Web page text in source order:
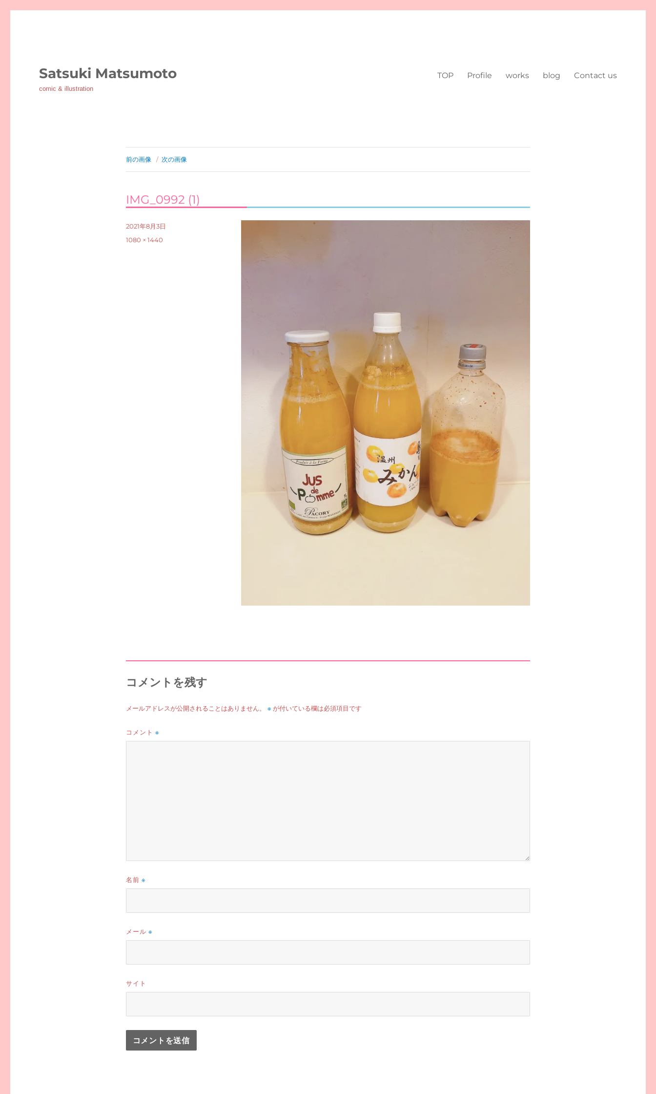
Satsuki Matsumoto
comic & illustration
TOP Profile works blog Contact us
前の画像 次の画像
IMG_0992 (1)
投
2021年8月3日
フ
1080 × 1440
コメントを残す
メールアドレスが公開されることはありません。 ※が付いている欄は必須項目です
コメント ※
名前 ※
メール ※
サイト